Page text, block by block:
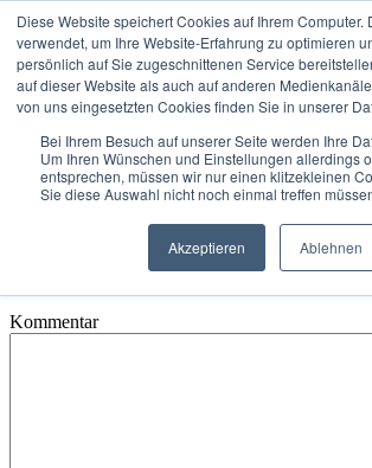
Diese Website speichert Cookies auf Ihrem Computer.
verwendet, um Ihre Website-Erfahrung zu optimieren
persönlich auf Sie zugeschnittenen Service
auf dieser Website als auch auf anderen
von uns eingesetzten Cookies finden Sie in unserer
Bei Ihrem Besuch auf unserer Seite werden Ihre
Um Ihren Wünschen und Einstellungen allerdings
entsprechen, müssen wir nur einen klitzekleinen
Sie diese Auswahl nicht noch einmal treffen
Akzeptieren Ablehnen
Rückruf vereinbaren
Salesrevolution 2018
vonStefan| 0 Kommentare
Deine E-Mail-Adresse wird nicht veröffentlicht.
Kommentar